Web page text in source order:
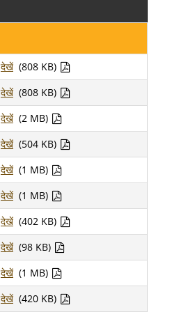
देखें (808 KB)
देखें (808 KB)
देखें (2 MB)
देखें (504 KB)
देखें (1 MB)
देखें (1 MB)
देखें (402 KB)
देखें (98 KB)
देखें (1 MB)
देखें (420 KB)